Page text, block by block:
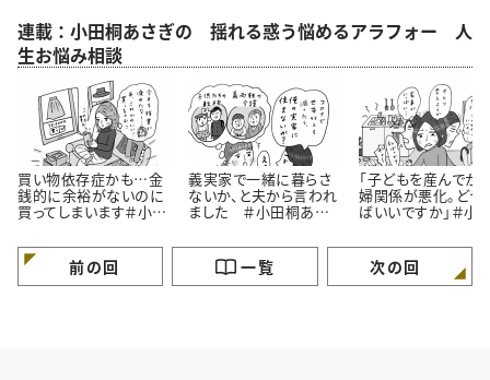
連載：小田桐あさぎの 揺れる惑う悩めるアラフォー 人
生お悩み相談
買い物依存症かも…金
銭的に余裕がないのに
買ってしまいます＃小田
生お悩み相談
義実家で一緒に暮らさ
ないか、と夫から言われ
ました ＃小田桐あさ
み相談
「子どもを産んでか
婦関係が悪化。どう
ばいいですか」＃小
お悩み相談
前の回 一覧 次の回